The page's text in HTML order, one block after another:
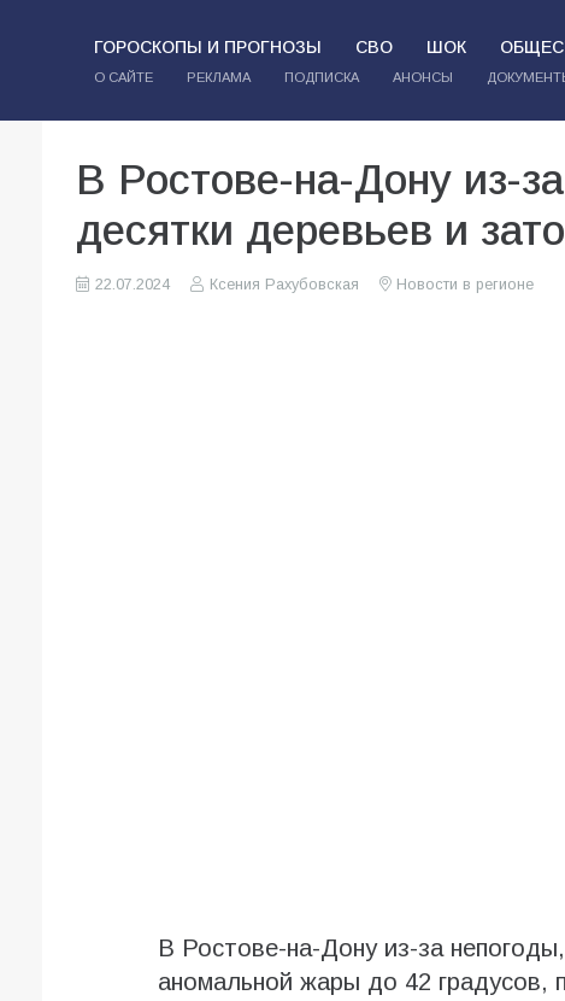
ГОРОСКОПЫ И ПРОГНОЗЫ СВО ШОК
О САЙТЕ РЕКЛАМА ПОДПИСКА АНОНСЫ
В Ростове-на-Дону из-
десятки деревьев и
22.07.2024 Ксения Рахубовская Новости в регионе
В Ростове-на-Дону из-за
аномальной жары до 42 градусов,